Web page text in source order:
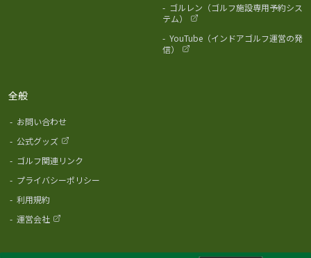
- ゴルレン（ゴルフ施設専用予約シス
テム）
- YouTube（インドアゴルフ運営の発
信）
全般
- お問い合わせ
- 公式グッズ
- ゴルフ関連リンク
- プライバシーポリシー
- 利用規約
- 運営会社